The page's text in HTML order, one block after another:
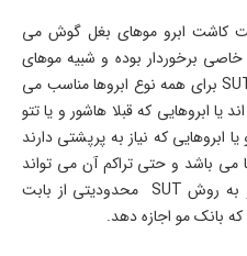
کاشت ابرو موهای بغل گوش می
برخوردار بوده و شبیه موهای
ابرو می باشد ، کاشت ابرو به روش SUT برای همه نوع ابروها مناسب می
ابروهایی که قبلا هاشور و یا تتو
ابروهایی که نیاز به پرپشتی دارند
باشد و حتی تراکم آن می تواند
به انتخاب شما باشد ، در کاشت ابرو به روش SUT محدودیتی از بابت
بانک مو اجازه دهد.